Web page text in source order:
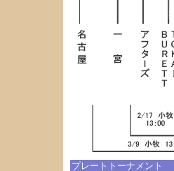
プレートトーナメント